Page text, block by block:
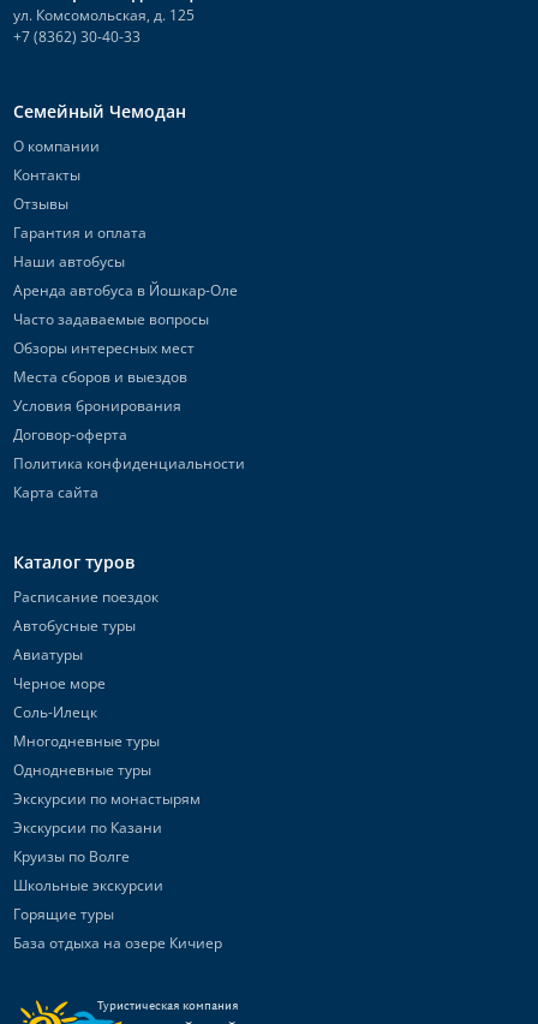
ул. Комсомольская, д. 125
+7 (8362) 30-40-33
Семейный Чемодан
О компании
Контакты
Отзывы
Гарантия и оплата
Наши автобусы
Аренда автобуса в Йошкар-Оле
Часто задаваемые вопросы
Обзоры интересных мест
Места сборов и выездов
Условия бронирования
Договор-оферта
Политика конфиденциальности
Карта сайта
Каталог туров
Расписание поездок
Автобусные туры
Авиатуры
Черное море
Соль-Илецк
Многодневные туры
Однодневные туры
Экскурсии по монастырям
Экскурсии по Казани
Круизы по Волге
Школьные экскурсии
Горящие туры
База отдыха на озере Кичиер
Туристическая компания